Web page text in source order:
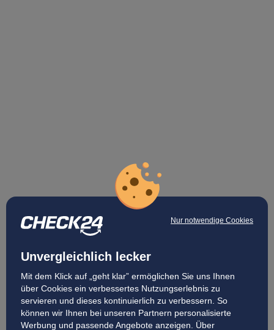
Nur notwendige Cookies
Unvergleichlich lecker
Mit dem Klick auf „geht klar” ermöglichen Sie uns Ihnen
über Cookies ein verbessertes Nutzungserlebnis zu
servieren und dieses kontinuierlich zu verbessern. So
können wir Ihnen bei unseren Partnern personalisierte
Werbung und passende Angebote anzeigen. Über